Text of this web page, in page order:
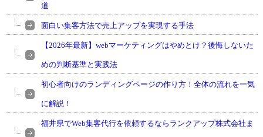
道
面白い集客方法で売上アップを実現する手法
【2026年最新】webマーケティングはやめとけ？後悔しないた
めの判断基準と実践法
初心者向けのランディングページの作り方！全体の流れを一気
に解説！
福井県でWeb集客代行を依頼するならランクアップ株式会社ま